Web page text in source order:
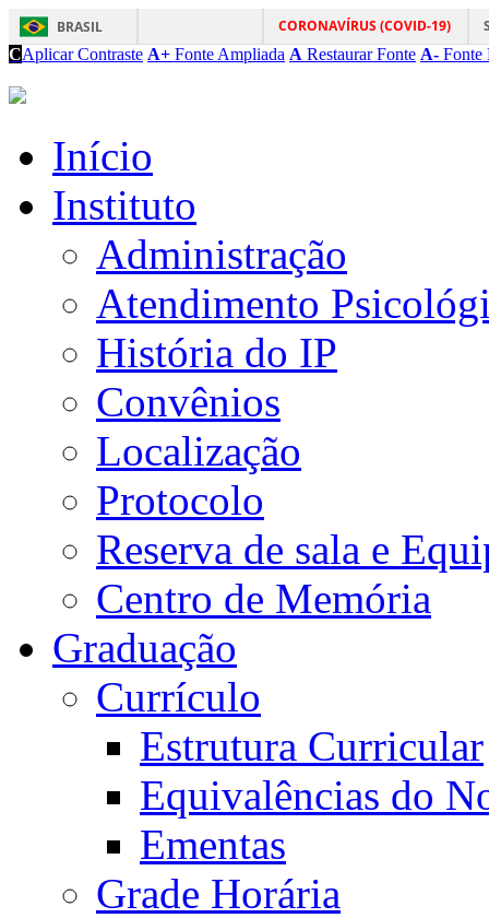
BRASIL CORONAVÍRUS (COVID-19)
CAplicar Contraste A+ Fonte Ampliada A Restaurar Fonte A- Fonte
Início
Instituto
Administração
Atendimento
História do IP
Convênios
Localização
Protocolo
Reserva de sala e
Centro de Memória
Graduação
Currículo
Estrutura Curricular
Equivalências do
Ementas
Grade Horária